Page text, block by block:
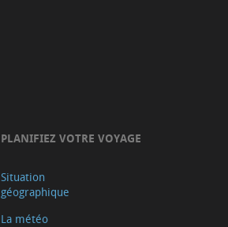
PLANIFIEZ VOTRE VOYAGE
Situation
géographique
La météo